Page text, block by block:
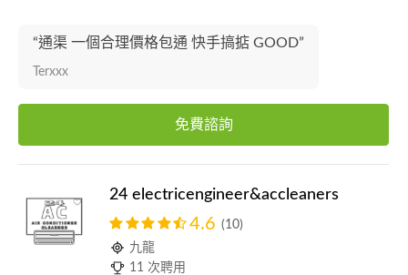
“通渠 一個合理價格包通 快手搞掂 GOOD”
Terxxx
免費諮詢
24 electricengineer&accleaners
4.6 (10)
九龍
11 次聘用